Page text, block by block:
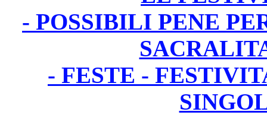
- POSSIBILI PENE
- FESTE -